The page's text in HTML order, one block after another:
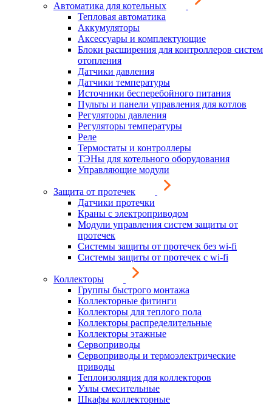
Автоматика для котельных
Тепловая автоматика
Аккумуляторы
Аксессуары и комплектующие
Блоки расширения для контроллеров систем
отопления
Датчики давления
Датчики температуры
Источники бесперебойного питания
Пульты и панели управления для котлов
Регуляторы давления
Регуляторы температуры
Реле
Термостаты и контроллеры
ТЭНы для котельного оборудования
Управляющие модули
Защита от протечек
Датчики протечки
Краны с электроприводом
Модули управления систем защиты от
протечек
Системы защиты от протечек без wi-fi
Системы защиты от протечек с wi-fi
Коллекторы
Группы быстрого монтажа
Коллекторные фитинги
Коллекторы для теплого пола
Коллекторы распределительные
Коллекторы этажные
Сервоприводы
Сервоприводы и термоэлектрические
приводы
Теплоизоляция для коллекторов
Узлы смесительные
Шкафы коллекторные